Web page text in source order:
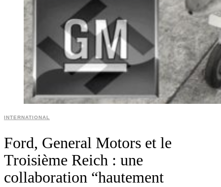
INTERNATIONAL
Ford, General Motors et le
Troisième Reich : une
collaboration “hautement